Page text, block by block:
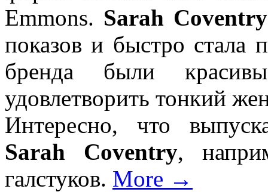
Emmons. Sarah Coventry
показов и быстро стала
бренда были
удовлетворить тонкий
Интересно, что
Sarah Coventry,
галстуков. More →